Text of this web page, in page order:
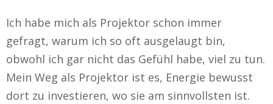
Ich habe mich als Projektor schon immer
gefragt, warum ich so oft ausgelaugt bin,
obwohl ich gar nicht das Gefühl habe, viel zu tun.
Mein Weg als Projektor ist es, Energie bewusst
dort zu investieren, wo sie am sinnvollsten ist.